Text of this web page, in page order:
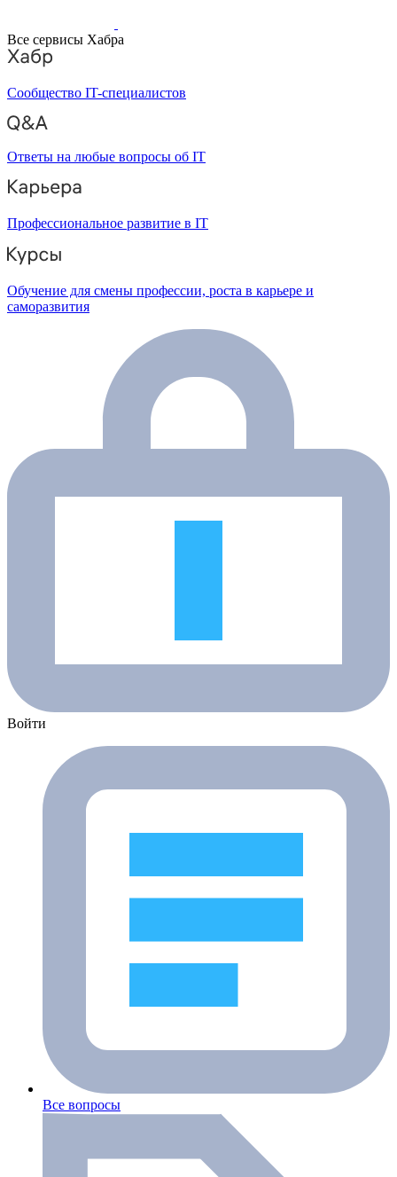
Все сервисы Хабра
Сообщество IT-специалистов
Ответы на любые вопросы об IT
Профессиональное развитие в IT
Обучение для смены профессии, роста в карьере и
саморазвития
Войти
Все вопросы